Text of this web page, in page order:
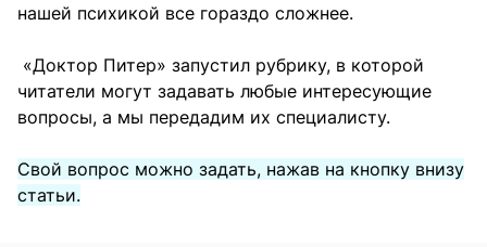
нашей психикой все гораздо сложнее.
«Доктор Питер» запустил рубрику, в которой
читатели могут задавать любые интересующие
вопросы, а мы передадим их специалисту.
Свой вопрос можно задать, нажав на кнопку внизу
статьи.